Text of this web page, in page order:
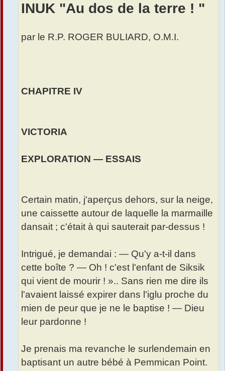
INUK "Au dos de la terre ! "
par le R.P. ROGER BULIARD, O.M.I.
CHAPITRE IV
VICTORIA
EXPLORATION — ESSAIS
Certain matin, j'aperçus dehors, sur la neige,
une caissette autour de laquelle la marmaille
dansait ; c'était à qui sauterait par-dessus !
Intrigué, je demandai : — Qu'y a-t-il dans
cette boîte ? — Oh ! c'est l'enfant de Siksik
qui vient de mourir ! ».. Sans rien me dire ils
l'avaient laissé expirer dans l'iglu proche du
mien de peur que je ne le baptise ! — Dieu
leur pardonne !
Je prenais ma revanche le surlendemain en
baptisant un autre bébé à Pemmican Point.